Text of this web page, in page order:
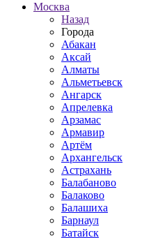
Москва
Назад
Города
Абакан
Аксай
Алматы
Альметьевск
Ангарск
Апрелевка
Арзамас
Армавир
Артём
Архангельск
Астрахань
Балабаново
Балаково
Балашиха
Барнаул
Батайск